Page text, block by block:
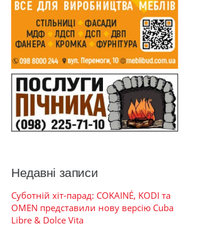
Недавні записи
Суботній хіт-парад: COKAINÉ, KODI та
OMEN представили нову версію Cuba
Libre & Dolce Vita